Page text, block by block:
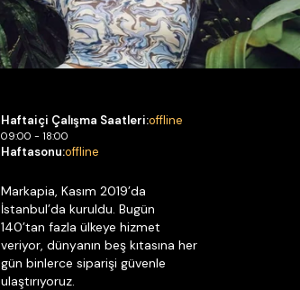
Haftaiçi Çalışma Saatleri:offline
09:00 - 18:00
Haftasonu:offline
Markapia, Kasım 2019’da
İstanbul’da kuruldu. Bugün
140’tan fazla ülkeye hizmet
veriyor, dünyanın beş kıtasına her
gün binlerce siparişi güvenle
ulaştırıyoruz.